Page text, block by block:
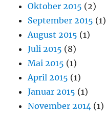
Oktober 2015 (2)
September 2015 (1)
August 2015 (1)
Juli 2015 (8)
Mai 2015 (1)
April 2015 (1)
Januar 2015 (1)
November 2014 (1)